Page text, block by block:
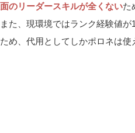
のリーダースキルが全くないた
た、現環境ではランク経験値
め、代用としてしかポロネは使